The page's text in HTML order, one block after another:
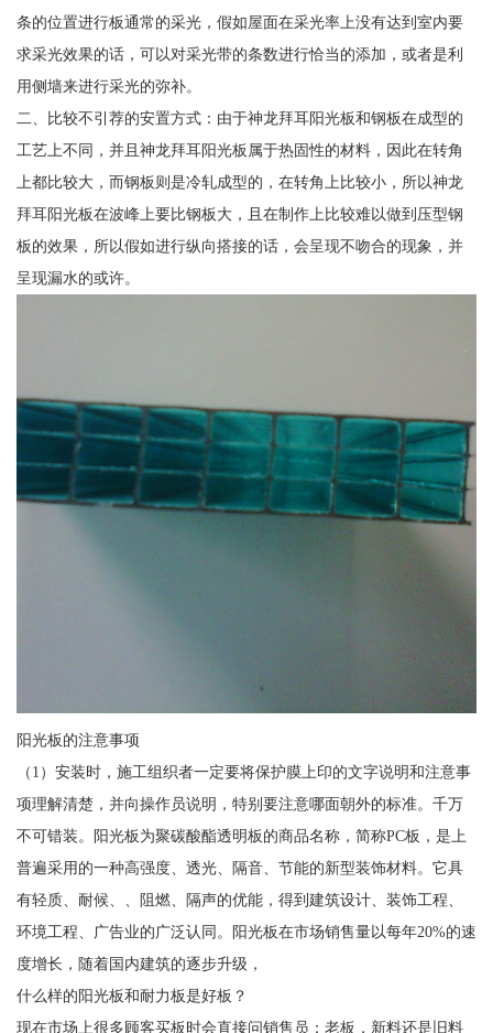
条的位置进行板通常的采光，假如屋面在采光率上没有达到室内要
求采光效果的话，可以对采光带的条数进行恰当的添加，或者是利
用侧墙来进行采光的弥补。
二、比较不引荐的安置方式：由于神龙拜耳阳光板和钢板在成型的
工艺上不同，并且神龙拜耳阳光板属于热固性的材料，因此在转角
上都比较大，而钢板则是冷轧成型的，在转角上比较小，所以神龙
拜耳阳光板在波峰上要比钢板大，且在制作上比较难以做到压型钢
板的效果，所以假如进行纵向搭接的话，会呈现不吻合的现象，并
呈现漏水的或许。
阳光板的注意事项
（1）安装时，施工组织者一定要将保护膜上印的文字说明和注意事
项理解清楚，并向操作员说明，特别要注意哪面朝外的标准。千万
不可错装。阳光板为聚碳酸酯透明板的商品名称，简称PC板，是上
普遍采用的一种高强度、透光、隔音、节能的新型装饰材料。它具
有轻质、耐候、、阻燃、隔声的优能，得到建筑设计、装饰工程、
环境工程、广告业的广泛认同。阳光板在市场销售量以每年20%的速
度增长，随着国内建筑的逐步升级，
什么样的阳光板和耐力板是好板？
现在市场上很多顾客买板时会直接问销售员：老板，新料还是旧料